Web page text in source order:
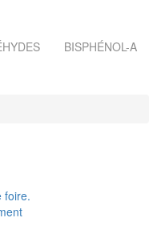
BISPHÉNOL-A
foire.